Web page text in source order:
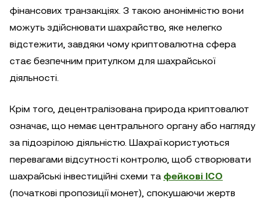
фінансових транзакціях. З такою анонімністю вони
можуть здійснювати шахрайство, яке нелегко
відстежити, завдяки чому криптовалютна сфера
стає безпечним притулком для шахрайської
діяльності.
Крім того, децентралізована природа криптовалют
означає, що немає центрального органу або нагляду
за підозрілою діяльністю. Шахраї користуються
перевагами відсутності контролю, щоб створювати
шахрайські інвестиційні схеми та фейкові ICO
(початкові пропозиції монет), спокушаючи жертв